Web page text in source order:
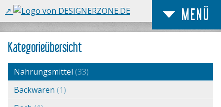
MENÜ
Kategorieübersicht
Nahrungsmittel (33)
Backwaren (1)